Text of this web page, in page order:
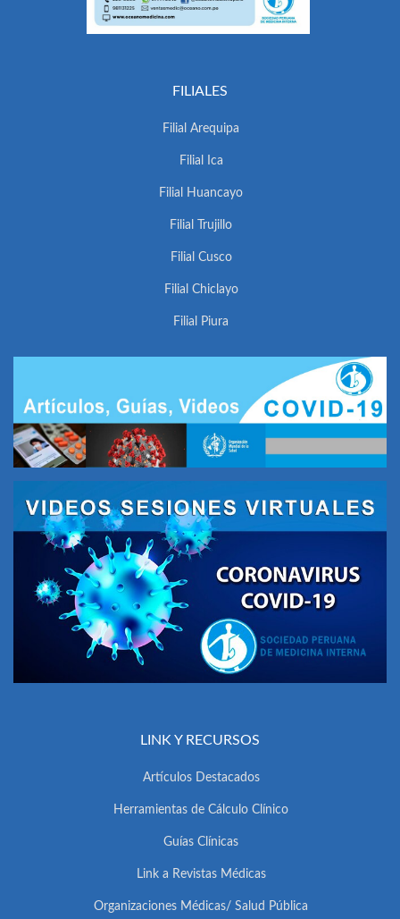
FILIALES
Filial Arequipa
Filial Ica
Filial Huancayo
Filial Trujillo
Filial Cusco
Filial Chiclayo
Filial Piura
LINK Y RECURSOS
Artículos Destacados
Herramientas de Cálculo Clínico
Guías Clínicas
Link a Revistas Médicas
Organizaciones Médicas/ Salud Pública